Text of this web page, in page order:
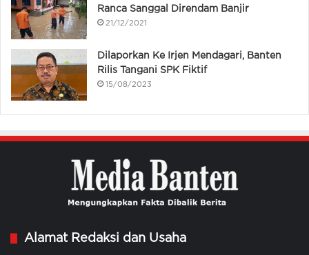
Ranca Sanggal Direndam Banjir
21/12/2021
Dilaporkan Ke Irjen Mendagari, Banten
Rilis Tangani SPK Fiktif
15/08/2023
Alamat Redaksi dan Usaha